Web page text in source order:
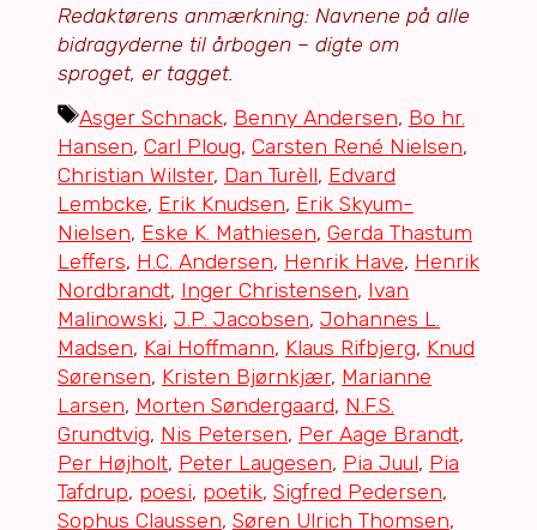
Redaktørens anmærkning: Navnene på alle
bidragyderne til årbogen – digte om
sproget, er tagget.
Tags
Asger Schnack, Benny Andersen, Bo hr.
Hansen, Carl Ploug, Carsten René Nielsen,
Christian Wilster, Dan Turèll, Edvard
Lembcke, Erik Knudsen, Erik Skyum-
Nielsen, Eske K. Mathiesen, Gerda Thastum
Leffers, H.C. Andersen, Henrik Have, Henrik
Nordbrandt, Inger Christensen, Ivan
Malinowski, J.P. Jacobsen, Johannes L.
Madsen, Kai Hoffmann, Klaus Rifbjerg, Knud
Sørensen, Kristen Bjørnkjær, Marianne
Larsen, Morten Søndergaard, N.F.S.
Grundtvig, Nis Petersen, Per Aage Brandt,
Per Højholt, Peter Laugesen, Pia Juul, Pia
Tafdrup, poesi, poetik, Sigfred Pedersen,
Sophus Claussen, Søren Ulrich Thomsen,